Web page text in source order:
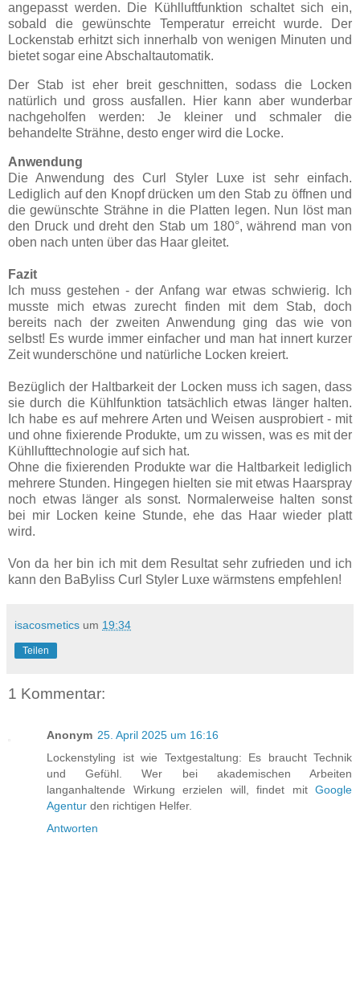
angepasst werden. Die Kühlluftfunktion schaltet sich ein,
sobald die gewünschte Temperatur erreicht wurde. Der
Lockenstab erhitzt sich innerhalb von wenigen Minuten und
bietet sogar eine Abschaltautomatik.
Der Stab ist eher breit geschnitten, sodass die Locken
natürlich und gross ausfallen. Hier kann aber wunderbar
nachgeholfen werden: Je kleiner und schmaler die
behandelte Strähne, desto enger wird die Locke.
Anwendung
Die Anwendung des Curl Styler Luxe ist sehr einfach.
Lediglich auf den Knopf drücken um den Stab zu öffnen und
die gewünschte Strähne in die Platten legen. Nun löst man
den Druck und dreht den Stab um 180°, während man von
oben nach unten über das Haar gleitet.
Fazit
Ich muss gestehen - der Anfang war etwas schwierig. Ich
musste mich etwas zurecht finden mit dem Stab, doch
bereits nach der zweiten Anwendung ging das wie von
selbst! Es wurde immer einfacher und man hat innert kurzer
Zeit wunderschöne und natürliche Locken kreiert.
Bezüglich der Haltbarkeit der Locken muss ich sagen, dass
sie durch die Kühlfunktion tatsächlich etwas länger halten.
Ich habe es auf mehrere Arten und Weisen ausprobiert - mit
und ohne fixierende Produkte, um zu wissen, was es mit der
Kühllufttechnologie auf sich hat.
Ohne die fixierenden Produkte war die Haltbarkeit lediglich
mehrere Stunden. Hingegen hielten sie mit etwas Haarspray
noch etwas länger als sonst. Normalerweise halten sonst
bei mir Locken keine Stunde, ehe das Haar wieder platt
wird.
Von da her bin ich mit dem Resultat sehr zufrieden und ich
kann den BaByliss Curl Styler Luxe wärmstens empfehlen!
isacosmetics um 19:34
Teilen
1 Kommentar:
Anonym 25. April 2025 um 16:16
Lockenstyling ist wie Textgestaltung: Es braucht Technik
und Gefühl. Wer bei akademischen Arbeiten
langanhaltende Wirkung erzielen will, findet mit Google
Agentur den richtigen Helfer.
Antworten